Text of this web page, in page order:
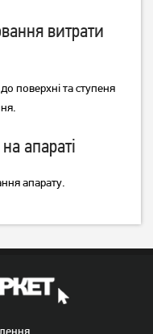
витрати
поверхні та ступеня
апараті
апарату.